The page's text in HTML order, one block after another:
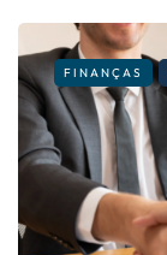
FINANÇAS